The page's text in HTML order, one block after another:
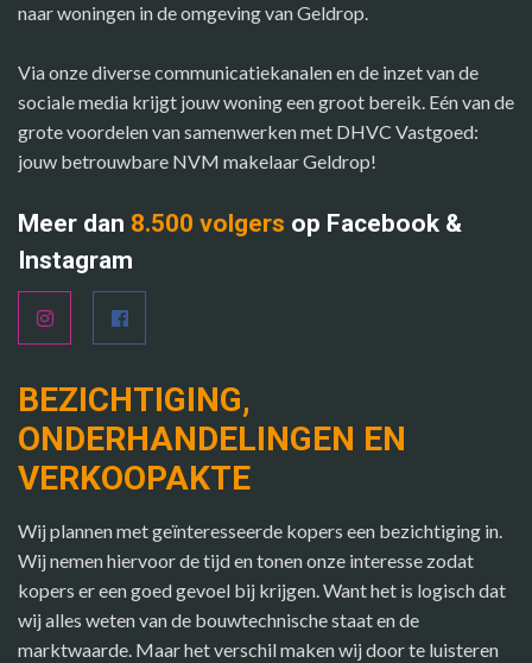
naar woningen in de omgeving van Geldrop.
Via onze diverse communicatiekanalen en de inzet van de
sociale media krijgt jouw woning een groot bereik. Eén van de
grote voordelen van samenwerken met DHVC Vastgoed:
jouw betrouwbare NVM makelaar Geldrop!
Meer dan 8.500 volgers op Facebook &
Instagram
BEZICHTIGING,
ONDERHANDELINGEN EN
VERKOOPAKTE
Wij plannen met geïnteresseerde kopers een bezichtiging in.
Wij nemen hiervoor de tijd en tonen onze interesse zodat
kopers er een goed gevoel bij krijgen. Want het is logisch dat
wij alles weten van de bouwtechnische staat en de
marktwaarde. Maar het verschil maken wij door te luisteren